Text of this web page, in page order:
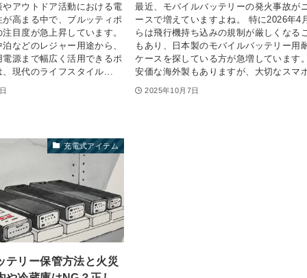
アウトドア活動における電
高まる中で、ブルッティポ
目度が急上昇しています。
などのレジャー用途から、
源まで幅広く活用できるポ
現代のライフスタイル...
最近、モバイルバッテリーの発火事故が
ースで増えていますよね。 特に2026年4
らは飛行機持ち込みの規制が厳しくなる
もあり、日本製のモバイルバッテリー用
ケースを探している方が急増しています
安価な海外製もありますが、大切なスマ
2025年10月7日
充電式アイテム
テリー保管方法と火災